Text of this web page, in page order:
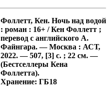
Фоллетт, Кен. Ночь над водой
: роман : 16+ / Кен Фоллетт ;
перевод с английского А.
Файнгара. — Москва : АСТ,
2022. — 507, [3] с. ; 22 см. —
(Бестселлеры Кена
Фоллетта).
Хранение: ГБ18